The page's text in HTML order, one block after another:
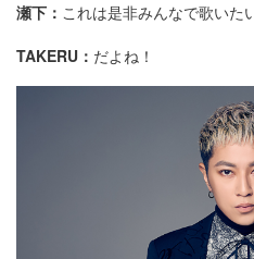
瀬下： これは是非みんなで歌いた
TAKERU： だよね！